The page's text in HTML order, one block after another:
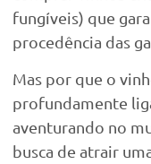
fungíveis) que
procedência das
Mas por que o
profundamente
aventurando no
busca de atrair